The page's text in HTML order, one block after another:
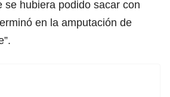
se hubiera podido sacar con
en la amputación de